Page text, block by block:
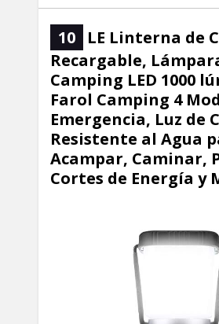
10
LE Linterna de
Recargable,
Camping LED 1000
Farol Camping 4
Emergencia, Luz de
Resistente al Agua
Acampar, Caminar,
Cortes de Energía y